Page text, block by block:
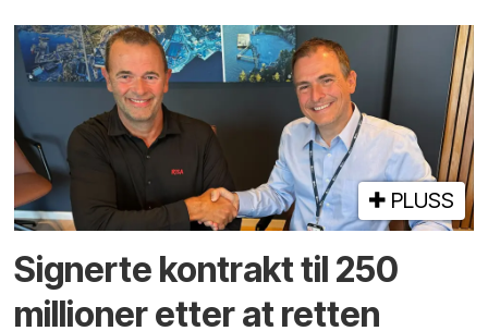
PLUSS
Signerte kontrakt til 250
millioner etter at retten